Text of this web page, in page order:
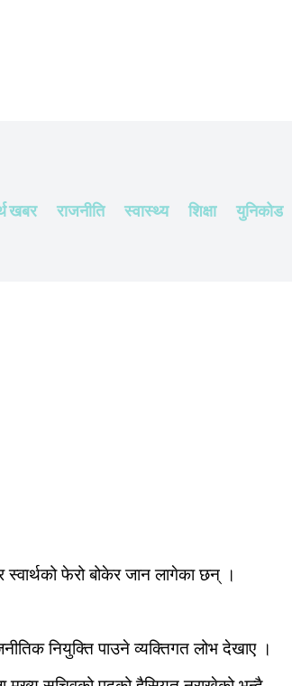
खबर राजनीति स्वास्थ्य शिक्षा युनिकोड
स्वार्थको फेरो बोकेर जान लागेका छन् ।
नियुक्ति पाउने व्यक्तिगत लोभ देखाए ।